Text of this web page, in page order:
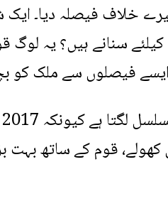
خلاف فیصلہ دیا۔
سنانے ہیں؟ یہ لوگ
ایسے فیصلوں سے ملک کو
قوم کے ساتھ بہت